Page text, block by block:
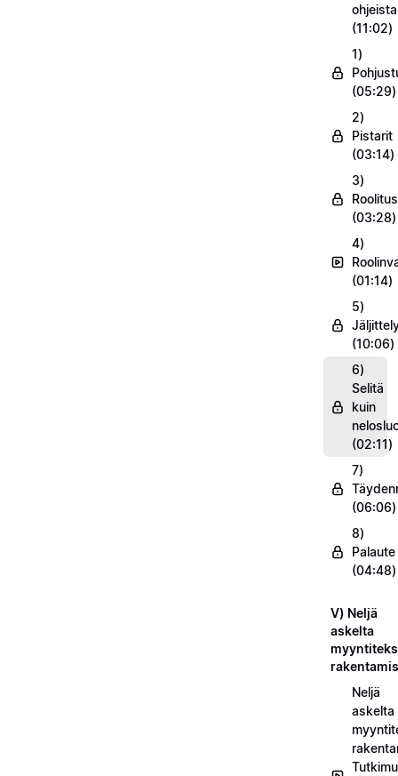
(11:02)
1)
(05:29)
2)
Pistarit
(03:14)
3)
Roolitus
(03:28)
4)
(01:14)
5)
(10:06)
6)
Selitä
kuin
(02:11)
7)
(06:06)
8)
Palaute
(04:48)
V) Neljä
askelta
Neljä
askelta